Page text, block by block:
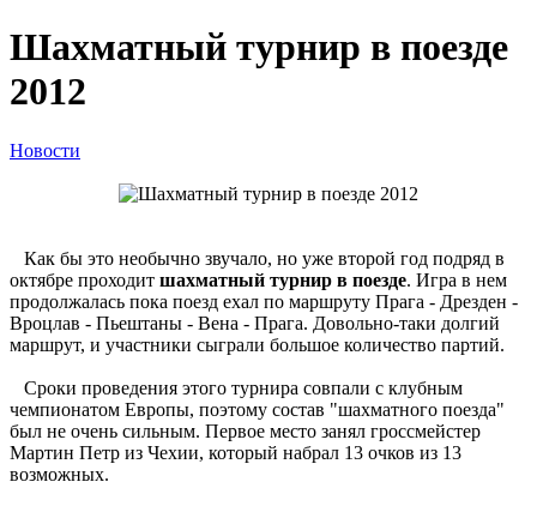
Шахматный турнир в поезде
2012
Новости
Как бы это необычно звучало, но уже второй год подряд в
октябре проходит шахматный турнир в поезде. Игра в нем
продолжалась пока поезд ехал по маршруту Прага - Дрезден -
Вроцлав - Пьештаны - Вена - Прага. Довольно-таки долгий
маршрут, и участники сыграли большое количество партий.
Сроки проведения этого турнира совпали с клубным
чемпионатом Европы, поэтому состав "шахматного поезда"
был не очень сильным. Первое место занял гроссмейстер
Мартин Петр из Чехии, который набрал 13 очков из 13
возможных.